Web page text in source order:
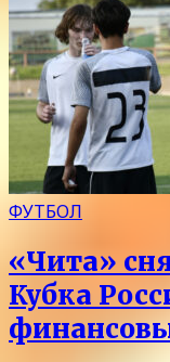
ФУТБОЛ
«Чита»
Кубка